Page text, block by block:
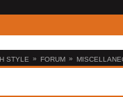
STYLE » FORUM »